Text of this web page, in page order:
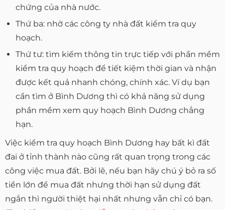
chứng của nhà nước.
Thứ ba: nhờ các công ty nhà đất kiểm tra quy
hoạch.
Thứ tư: tìm kiếm thông tin trực tiếp với phần mềm
kiểm tra quy hoạch để tiết kiệm thời gian và nhận
được kết quả nhanh chóng, chính xác. Ví dụ bạn
cần tìm ở Bình Dương thì có khả năng sử dụng
phần mềm xem quy hoạch Bình Dương chẳng
hạn.
Việc kiểm tra quy hoạch Bình Dương hay bất kì đất
đai ở tỉnh thành nào cũng rất quan trọng trong các
công việc mua đất. Bởi lẽ, nếu bạn hãy chú ý bỏ ra số
tiền lớn để mua đất nhưng thời hạn sử dụng đất
ngắn thì người thiệt hại nhất nhưng vẫn chỉ có bạn.